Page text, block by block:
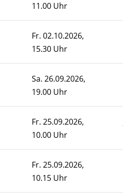
11.00 Uhr
Fr. 02.10.2026,
15.30 Uhr
Sa. 26.09.2026,
19.00 Uhr
Fr. 25.09.2026,
10.00 Uhr
Fr. 25.09.2026,
10.15 Uhr